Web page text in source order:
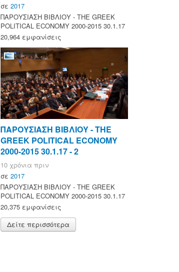
σε 2017
ΠΑΡΟΥΣΙΑΣΗ ΒΙΒΛΙΟΥ - ΤΗΕ GREEK
POLITICAL ECONOMY 2000-2015 30.1.17
20,964 εμφανίσεις
ΠΑΡΟΥΣΙΑΣΗ ΒΙΒΛΙΟΥ - ΤΗΕ
GREEK POLITICAL ECONOMY
2000-2015 30.1.17 - 2
10 χρόνια πριν
σε 2017
ΠΑΡΟΥΣΙΑΣΗ ΒΙΒΛΙΟΥ - ΤΗΕ GREEK
POLITICAL ECONOMY 2000-2015 30.1.17
20,375 εμφανίσεις
Δείτε περισσότερα